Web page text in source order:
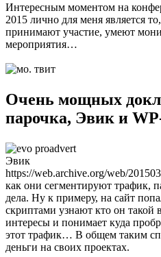
Интересным моментом на
2015 лично для меня является
принимают участие, умеют
мероприятия…
Очень мощных
парочка, Эвик и
Эвик
https://web.archive.org/web/
как они сегментируют трафик,
дела. Ну к примеру, на сайт
скриптами узнают кто он такой
интересы и понимает куда
этот трафик… В общем таким
деньги на своих проектах.